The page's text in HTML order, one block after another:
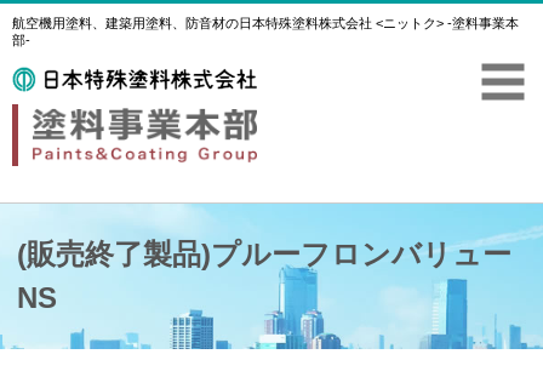
航空機用塗料、建築用塗料、防音材の日本特殊塗料株式会社 <ニットク> -塗料事業本
部-
(販売終了製品)プルーフロンバリュー
NS